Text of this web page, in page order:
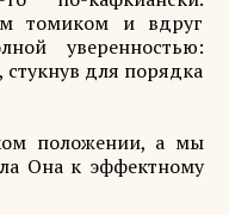
томиком и вдруг
уверенностью:
стукнув для порядка
положении, а мы
Она к эффектному